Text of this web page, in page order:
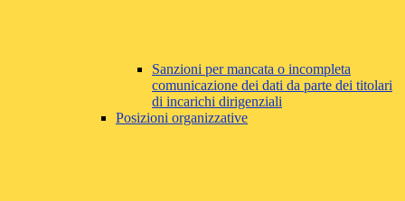
Sanzioni per mancata o incompleta
comunicazione dei dati da parte dei titolari
di incarichi dirigenziali
Posizioni organizzative